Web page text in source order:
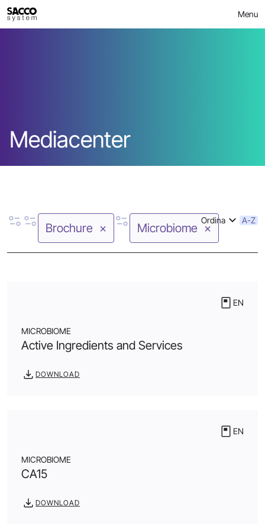
Skip
to
content
Menu
Mediacenter
Brochure Microbiome
Ordina A-Z
EN
MICROBIOME
Active Ingredients and Services
DOWNLOAD
EN
MICROBIOME
CA15
DOWNLOAD